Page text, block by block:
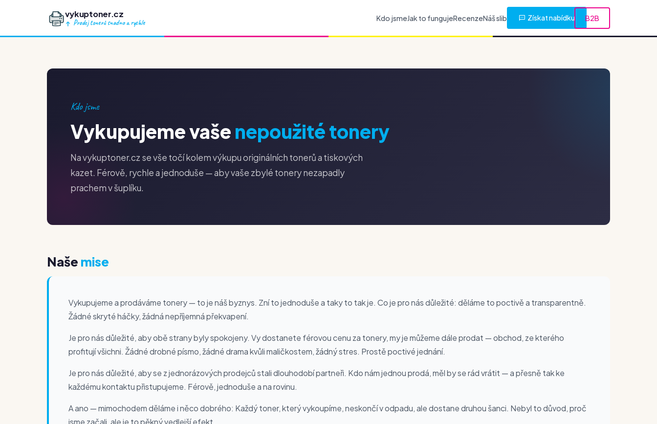
vykuptoner.cz
Prodej tonerů snadno a rychle
Kdo jsmeJak to fungujeRecenzeNáš slib Získat nabídku B2B
Kdo jsme
Vykupujeme vaše nepoužité tonery
Na vykuptoner.cz se vše točí kolem výkupu originálních tonerů a tiskových
kazet. Férově, rychle a jednoduše — aby vaše zbylé tonery nezapadly
prachem v šuplíku.
Naše mise
Vykupujeme a prodáváme tonery — to je náš byznys. Zní to jednoduše a taky to tak je. Co je pro nás důležité: děláme to poctivě a transparentně.
Žádné skryté háčky, žádná nepříjemná překvapení.
Je pro nás důležité, aby obě strany byly spokojeny. Vy dostanete férovou cenu za tonery, my je můžeme dále prodat — obchod, ze kterého
profitují všichni. Žádné drobné písmo, žádné drama kvůli maličkostem, žádný stres. Prostě poctivé jednání.
Je pro nás důležité, aby se z jednorázových prodejců stali dlouhodobí partneři. Kdo nám jednou prodá, měl by se rád vrátit — a přesně tak ke
každému kontaktu přistupujeme. Férově, jednoduše a na rovinu.
A ano — mimochodem děláme i něco dobrého: Každý toner, který vykoupíme, neskončí v odpadu, ale dostane druhou šanci. Nebyl to důvod, proč
jsme začali, ale je to pěkný vedlejší efekt.